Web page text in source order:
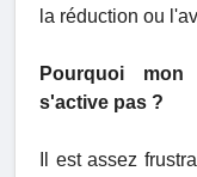
la réduction ou
Pourquoi
s'active pas ?
Il est assez